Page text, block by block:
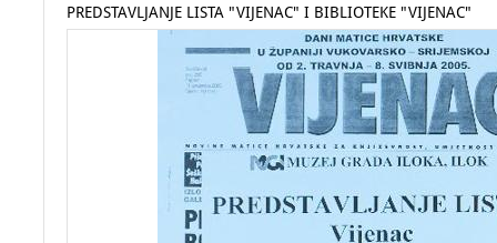
PREDSTAVLJANJE LISTA "VIJENAC" I BIBLIOTEKE "VIJENAC"